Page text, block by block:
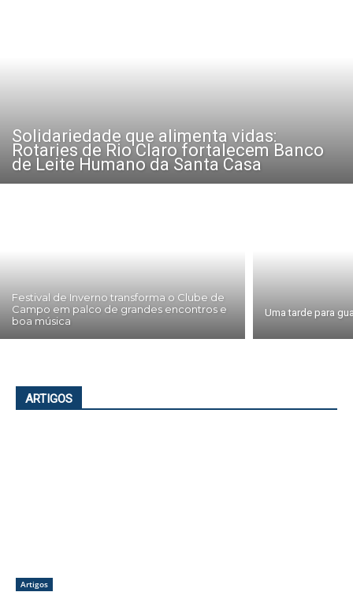
Solidariedade que alimenta vidas:
Rotaries de Rio Claro fortalecem Banco
de Leite Humano da Santa Casa
Festival de Inverno transforma o Clube de
Campo em palco de grandes encontros e
boa música
Uma tarde para
ARTIGOS
Artigos